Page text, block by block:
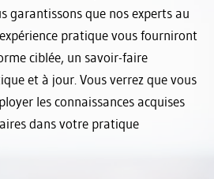
garantissons que nos experts au
pratique vous fourniront
ciblée, un savoir-faire
et à jour. Vous verrez que vous
les connaissances acquises
dans votre pratique